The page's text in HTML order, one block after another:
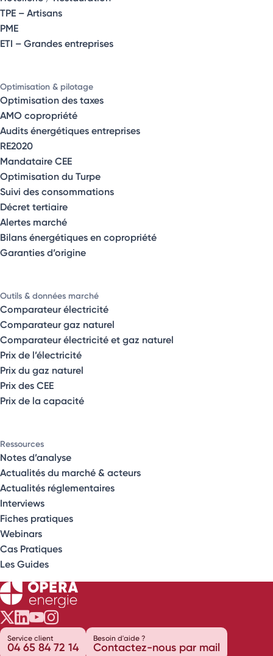
TPE – Artisans
PME
ETI – Grandes entreprises
Optimisation & pilotage
Optimisation des taxes
AMO copropriété
Audits énergétiques entreprises
RE2020
Mandataire CEE
Optimisation du Turpe
Suivi des consommations
Décret tertiaire
Alertes marché
Bilans énergétiques en copropriété
Garanties d’origine
Outils & données marché
Comparateur électricité
Comparateur gaz naturel
Comparateur électricité et gaz naturel
Prix de l’électricité
Prix du gaz naturel
Prix des CEE
Prix de la capacité
Ressources
Notes d’analyse
Actualités du marché & acteurs
Actualités réglementaires
Interviews
Fiches pratiques
Webinars
Cas Pratiques
Les Guides
Opéra Énergie sur Twitter
Opéra Énergie sur LinkedIn
Opéra Énergie sur Youtube
Opéra Énergie sur Instagram
Service client
04 65 84 72 14
Besoin d'aide ?
Contactez-nous par mail